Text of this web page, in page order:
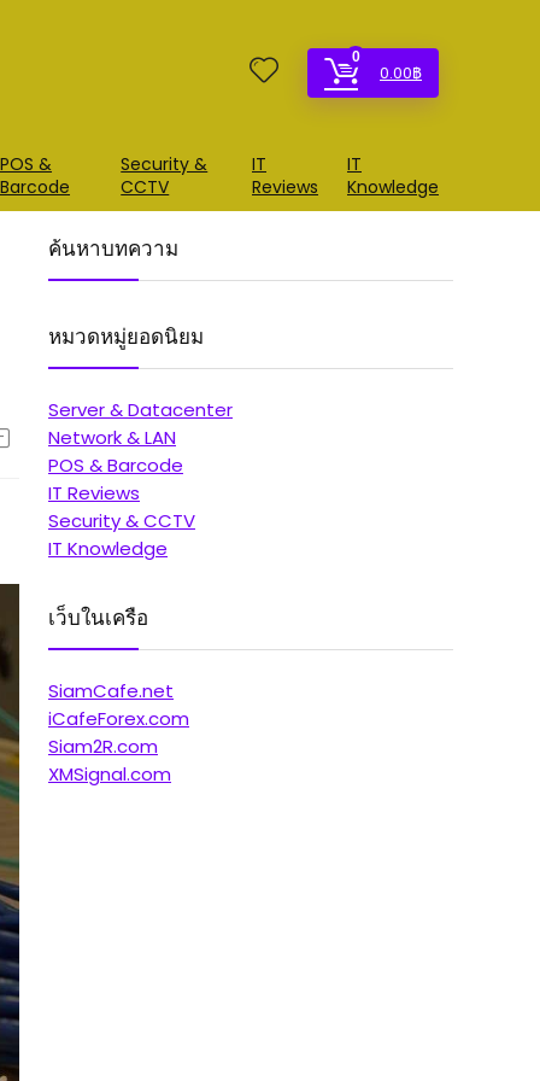
0
0.00฿
POS &
Barcode
Security &
CCTV
IT
Reviews
IT
Knowledge
ค้นหาบทความ
หมวดหมู่ยอดนิยม
Server & Datacenter
Network & LAN
POS & Barcode
IT Reviews
Security & CCTV
IT Knowledge
เว็บในเครือ
SiamCafe.net
iCafeForex.com
Siam2R.com
XMSignal.com